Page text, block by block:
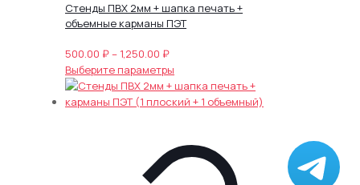
Стенды ПВХ 2мм + шапка печать +
объемные карманы ПЭТ
500.00 ₽– 1,250.00 ₽Диапазон
цен:
500.00 ₽
–
Выберите параметры
товар
имеет
Опции
можно